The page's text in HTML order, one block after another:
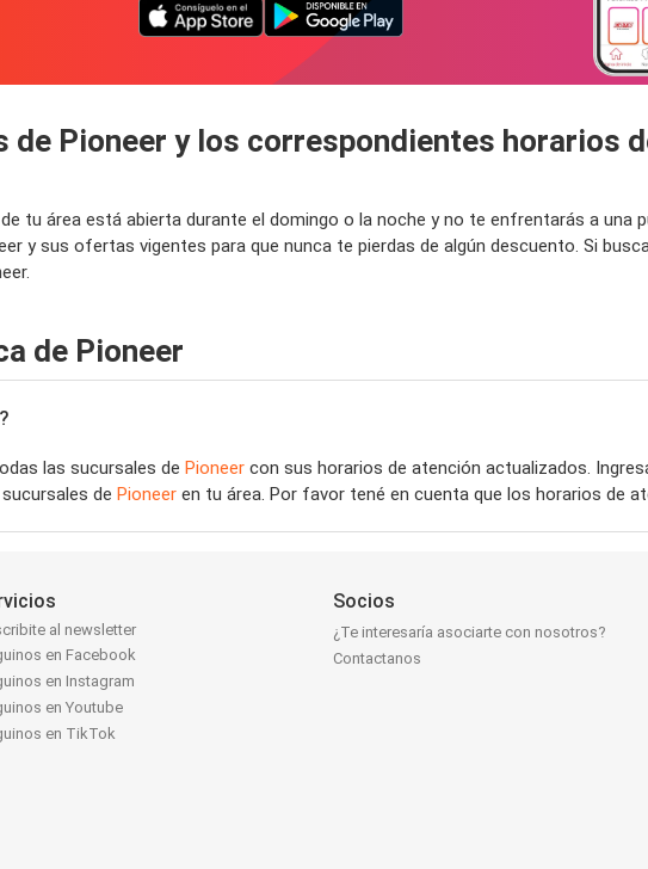
Pioneer y los correspondientes horarios
tu área está abierta durante el domingo o la noche y no te enfrentarás a una
y sus ofertas vigentes para que nunca te pierdas de algún descuento. Si
de Pioneer
las sucursales de Pioneer con sus horarios de atención actualizados.
de Pioneer en tu área. Por favor tené en cuenta que los horarios de
al newsletter
en Facebook
en Instagram
en Youtube
en TikTok
Socios
¿Te interesaría asociarte con nosotros?
Contactanos